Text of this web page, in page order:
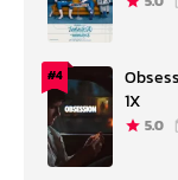
#4
1X
5.0